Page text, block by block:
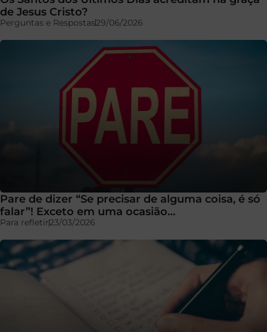
de Jesus Cristo?
Perguntas e Respostas29/06/2026
Pare de dizer “Se precisar de alguma coisa, é só
falar”! Exceto em uma ocasião…
Para refletir23/03/2026